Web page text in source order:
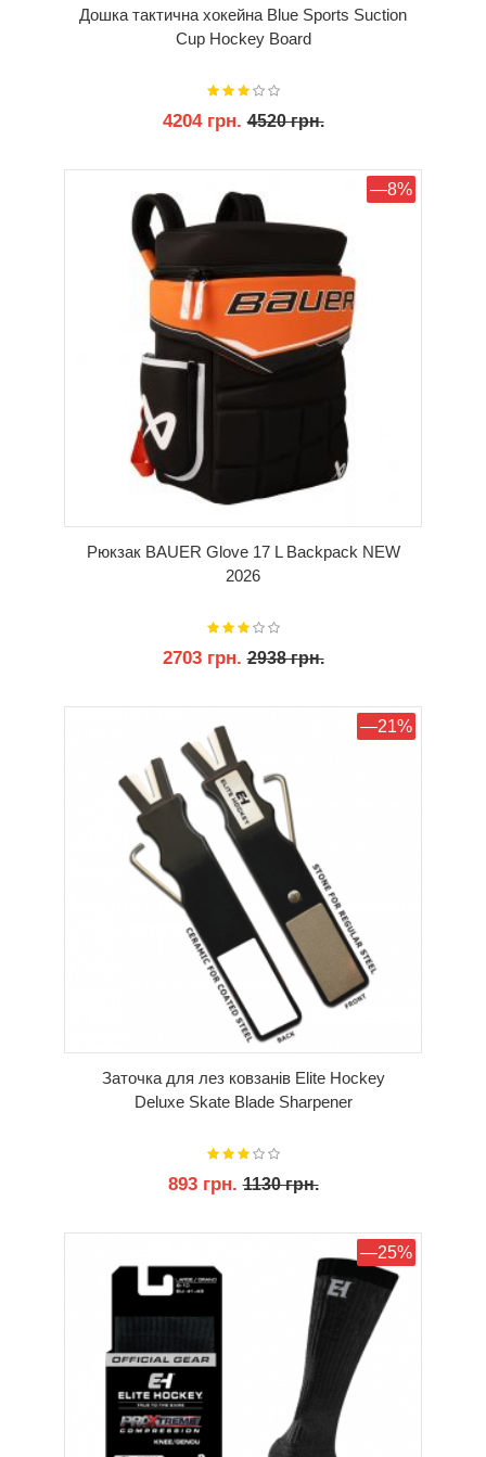
Дошка тактична хокейна Blue Sports Suction
Cup Hockey Board
4204 грн.4520 грн.
—8%
Рюкзак BAUER Glove 17 L Backpack NEW
2026
2703 грн.2938 грн.
КУПИТИ —21%
Заточка для лез ковзанів Elite Hockey
Deluxe Skate Blade Sharpener
893 грн.1130 грн.
—25%